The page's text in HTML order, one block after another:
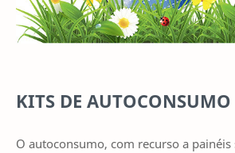
KITS DE AUTOCONSUMO
O autoconsumo, com recurso a painéis